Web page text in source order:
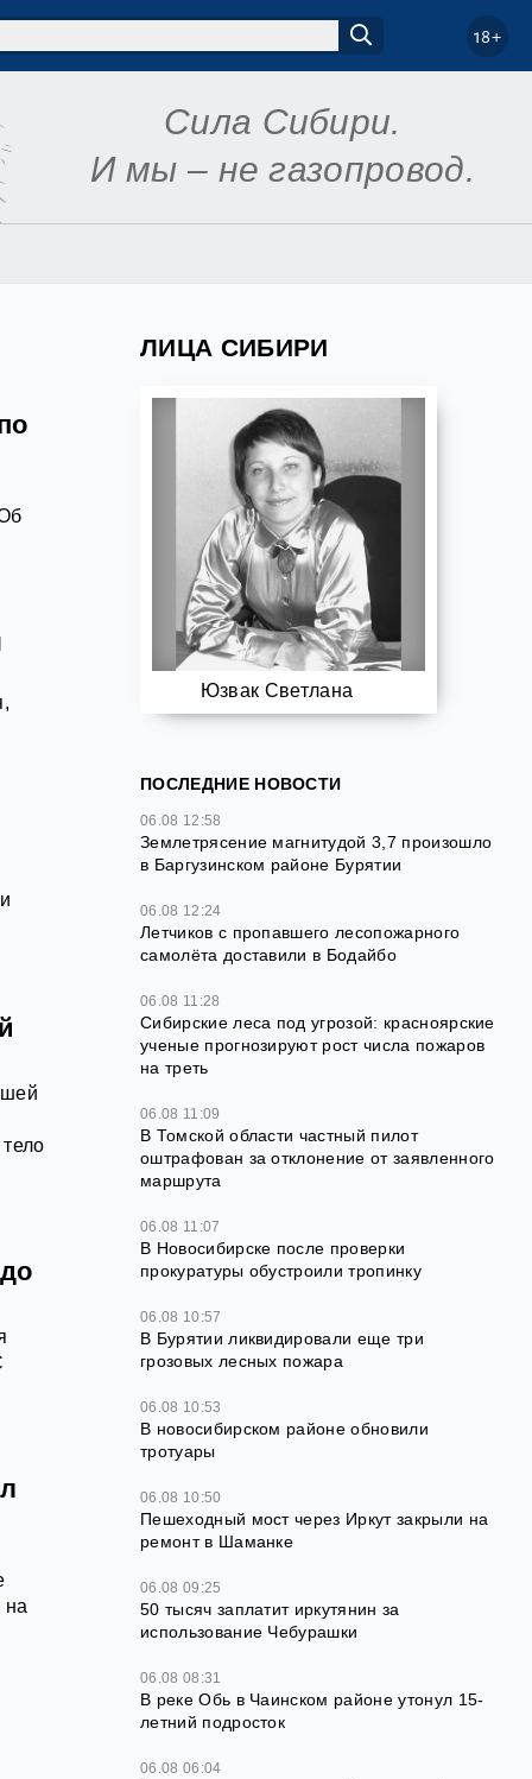
18+
Сила Сибири.
И мы – не газопровод.
на
ЛИЦА СИБИРИ
Юзвак Светлана
ПОСЛЕДНИЕ НОВОСТИ
06.08 12:58
Землетрясение магнитудой 3,7 произошло
в Баргузинском районе Бурятии
06.08 12:24
Летчиков с пропавшего лесопожарного
самолёта доставили в Бодайбо
06.08 11:28
Сибирские леса под угрозой: красноярские
ученые прогнозируют рост числа пожаров
на треть
06.08 11:09
В Томской области частный пилот
оштрафован за отклонение от заявленного
маршрута
06.08 11:07
В Новосибирске после проверки
прокуратуры обустроили тропинку
06.08 10:57
В Бурятии ликвидировали еще три
грозовых лесных пожара
06.08 10:53
В новосибирском районе обновили
тротуары
06.08 10:50
Пешеходный мост через Иркут закрыли на
ремонт в Шаманке
06.08 09:25
50 тысяч заплатит иркутянин за
использование Чебурашки
06.08 08:31
В реке Обь в Чаинском районе утонул 15-
летний подросток
06.08 06:04